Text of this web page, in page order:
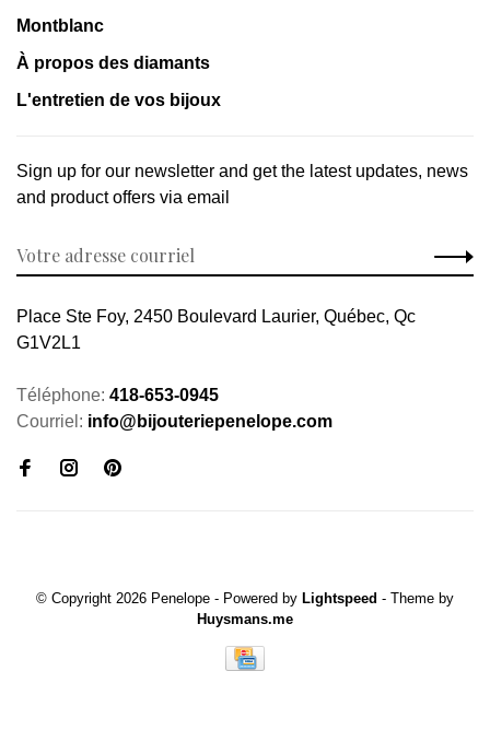
Montblanc
À propos des diamants
L'entretien de vos bijoux
Sign up for our newsletter and get the latest updates, news
and product offers via email
Place Ste Foy, 2450 Boulevard Laurier, Québec, Qc
G1V2L1
Téléphone: 418-653-0945
Courriel: info@bijouteriepenelope.com
© Copyright 2026 Penelope - Powered by Lightspeed - Theme by
Huysmans.me